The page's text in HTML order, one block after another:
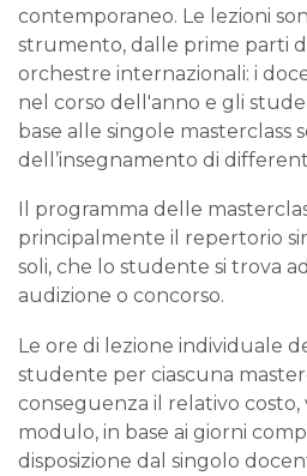
contemporaneo. Le lezioni
strumento, dalle prime parti
orchestre internazionali: i
nel corso dell'anno e gli
base alle singole masterclass
dell’insegnamento di
Il programma delle
principalmente il repertorio
soli, che lo studente si trova
audizione o concorso.
Le ore di lezione individuale
studente per ciascuna
conseguenza il relativo
modulo, in base ai giorni
disposizione dal singolo